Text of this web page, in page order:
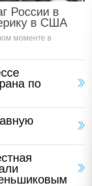
России в
в США
моменте в
по